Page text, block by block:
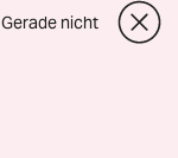
Gerade nicht